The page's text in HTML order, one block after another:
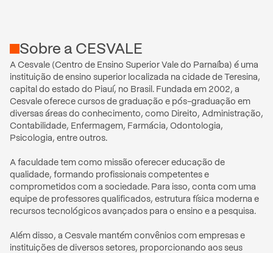
Sobre a CESVALE
A Cesvale (Centro de Ensino Superior Vale do Parnaíba) é uma
instituição de ensino superior localizada na cidade de Teresina,
capital do estado do Piauí, no Brasil. Fundada em 2002, a
Cesvale oferece cursos de graduação e pós-graduação em
diversas áreas do conhecimento, como Direito, Administração,
Contabilidade, Enfermagem, Farmácia, Odontologia,
Psicologia, entre outros.
A faculdade tem como missão oferecer educação de
qualidade, formando profissionais competentes e
comprometidos com a sociedade. Para isso, conta com uma
equipe de professores qualificados, estrutura física moderna e
recursos tecnológicos avançados para o ensino e a pesquisa.
Além disso, a Cesvale mantém convênios com empresas e
instituições de diversos setores, proporcionando aos seus